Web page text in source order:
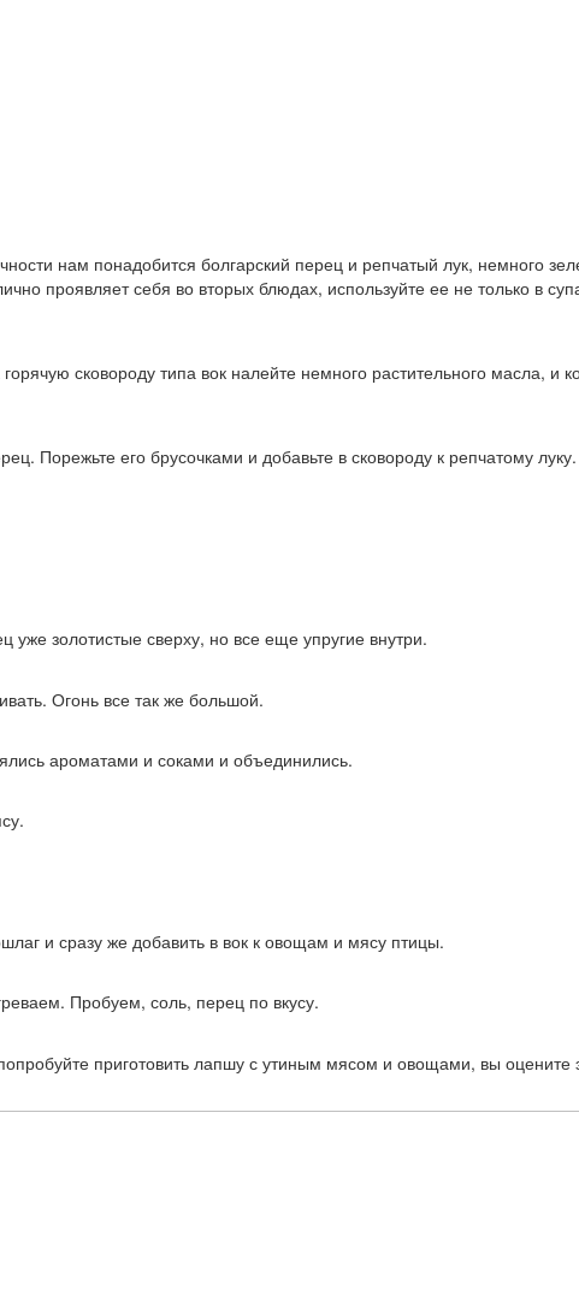
нам понадобится болгарский перец и репчатый лук, немного
проявляет себя во вторых блюдах, используйте ее не только в
сковороду типа вок налейте немного растительного масла, и
Порежьте его брусочками и добавьте в сковороду к репчатому луку.
уже золотистые сверху, но все еще упругие внутри.
Огонь все так же большой.
ароматами и соками и объединились.
и сразу же добавить в вок к овощам и мясу птицы.
Пробуем, соль, перец по вкусу.
приготовить лапшу с утиным мясом и овощами, вы оцените